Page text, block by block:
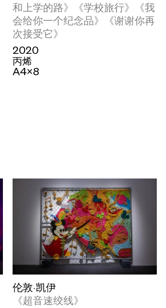
和上学的路》《学校旅行》《我
会给你一个纪念品》《谢谢你再
次接受它》
2020
丙烯
A4×8
伦敦·凯伊
《超音速绞线》